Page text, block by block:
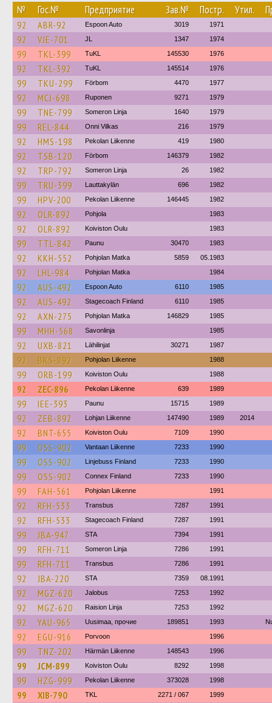
№ Гос.№ Предприятие Зав.№ Постр. Утил.
92 ABR-92 Espoon Auto 3019 1971
92 VJE-701 JL 1347 1974
99 TKL-399 TuKL 145530 1976
92 TKL-392 TuKL 145514 1976
99 TKU-299 Förbom 4470 1977
92 MCJ-698 Ruponen 9271 1979
99 TNE-799 Someron Linja 1640 1979
99 REL-844 Onni Vilkas 216 1979
92 HMS-198 Pekolan Liikenne 419 1980
92 TSB-120 Förbom 146379 1982
92 TRP-792 Someron Linja 26 1982
99 TRU-399 Lauttakylän 696 1982
99 HPV-200 Pekolan Liikenne 146445 1982
92 OLR-892 Pohjola 1983
92 OLR-892 Koiviston Oulu 1983
99 TTL-842 Paunu 30470 1983
92 KKH-552 Pohjolan Matka 5859 05.1983
92 LHL-984 Pohjolan Matka 1984
92 AUS-492 Espoon Auto 6110 1985
92 AUS-492 Stagecoach Finland 6110 1985
92 AXN-275 Pohjolan Matka 146829 1985
99 MHH-568 Savonlinja 1985
92 UXB-821 Lähilinjat 30271 1987
92 BKS-892 Pohjolan Liikenne 1988
99 ORB-199 Koiviston Oulu 1988
92 ZEC-896 Pekolan Liikenne 639 1989
99 IEE-393 Paunu 15715 1989
92 ZEB-892 Lohjan Liikenne 147490 1989 2014
92 BNT-655 Koiviston Oulu 7109 1990
99 OSS-902 Vantaan Liikenne 7233 1990
99 OSS-902 Linjebuss Finland 7233 1990
99 OSS-902 Connex Finland 7233 1990
99 FAH-561 Pohjolan Liikenne 1991
92 RFH-533 Transbus 7287 1991
92 RFH-533 Stagecoach Finland 7287 1991
99 JBA-947 STA 7394 1991
99 RFH-711 Someron Linja 7286 1991
99 RFH-711 Transbus 7286 1991
92 JBA-220 STA 7359 08.1991
92 MGZ-620 Jalobus 7253 1992
92 MGZ-620 Raision Linja 7253 1992
92 YAU-965 Uusimaa, прочие 189851 1993
92 EGU-916 Porvoon 1996
99 TNZ-202 Härmän Liikenne 148543 1996
99 JCM-899 Koiviston Oulu 8292 1998
99 HZG-999 Pekolan Liikenne 373028 1998
99 XIB-790 TKL 2271 / 067 1999